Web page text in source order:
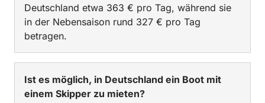
Deutschland etwa 363 € pro Tag, während sie
in der Nebensaison rund 327 € pro Tag
betragen.
Ist es möglich, in Deutschland ein Boot mit
einem Skipper zu mieten?